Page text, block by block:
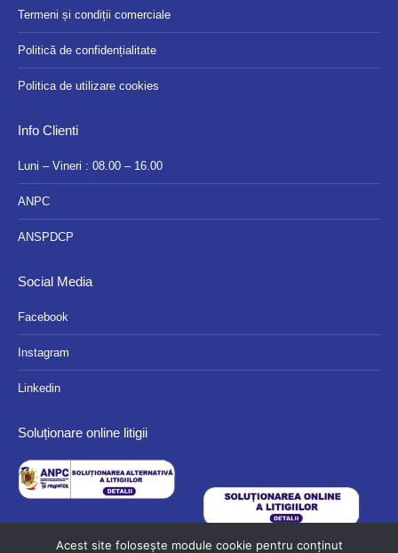
Termeni și condiții comerciale
Politică de confidențialitate
Politica de utilizare cookies
Info Clienti
Luni – Vineri : 08.00 – 16.00
ANPC
ANSPDCP
Social Media
Facebook
Instagram
Linkedin
Soluționare online litigii
Acest site folosește module cookie pentru conținut